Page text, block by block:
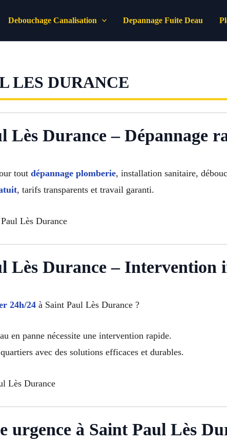
Debouchage Canalisation Depannage Fuite Deau
LES DURANCE
Lès Durance – Dépannage
tout dépannage plomberie, installation sanitaire,
, tarifs transparents et travail garanti.
Lès Durance
Lès Durance – Intervention
24h/24 à Saint Paul Lès Durance ?
en panne nécessite une intervention rapide.
avec des solutions efficaces et durables.
Lès Durance
urgence à Saint Paul Lès